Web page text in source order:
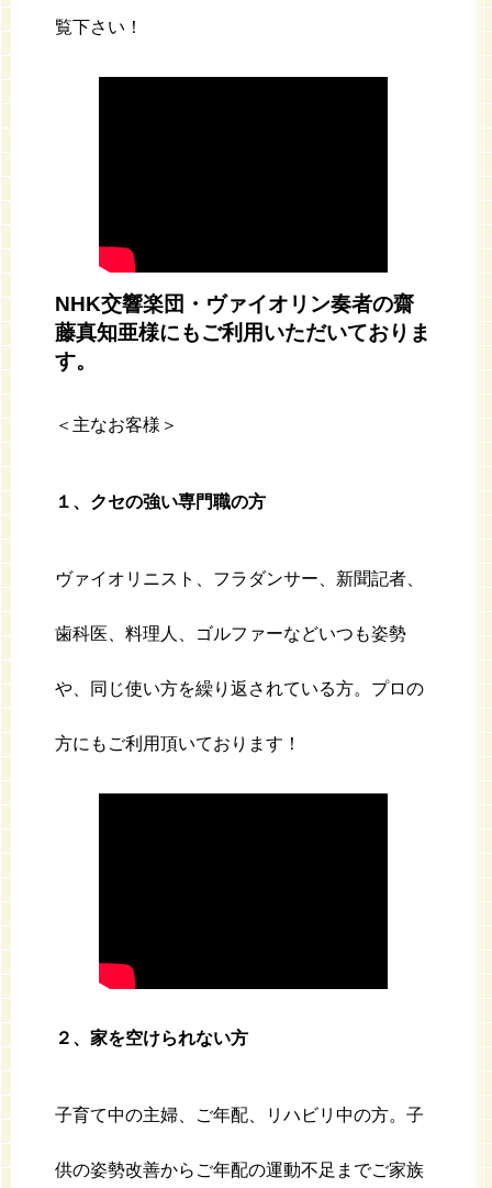
覧下さい！
NHK交響楽団・ヴァイオリン奏者の齋
藤真知亜様にもご利用いただいておりま
す。
＜主なお客様＞
１、クセの強い専門職の方
ヴァイオリニスト、フラダンサー、新聞記者、
歯科医、料理人、ゴルファーなどいつも姿勢
や、同じ使い方を繰り返されている方。プロの
方にもご利用頂いております！
２、家を空けられない方
子育て中の主婦、ご年配、リハビリ中の方。子
供の姿勢改善からご年配の運動不足までご家族